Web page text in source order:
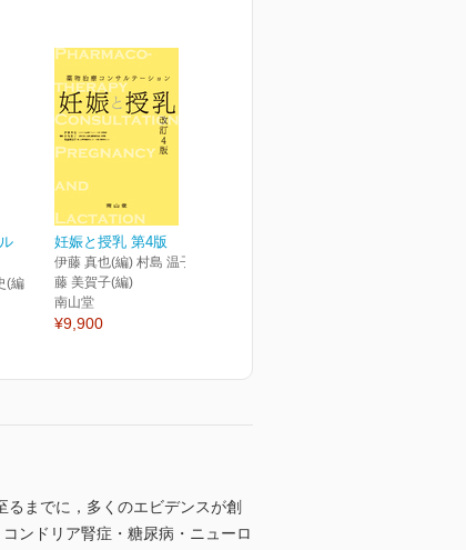
ル
(編
妊娠と授乳 第4版
伊藤 真也(編) 村島 温子(編) 後
藤 美賀子(編)
南山堂
¥9,900
までに，多くのエビデンスが創
ンドリア腎症・糖尿病・ニューロ